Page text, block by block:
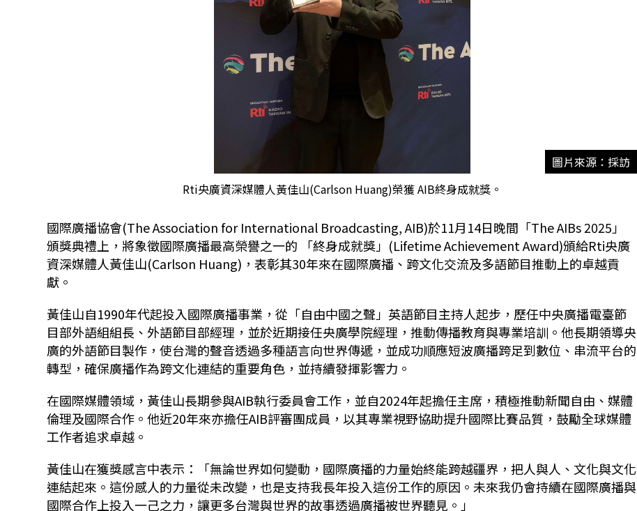
圖片來源：採訪
Rti央廣資深媒體人黃佳山(Carlson Huang)榮獲 AIB終身成就獎。
國際廣播協會(The Association for International Broadcasting, AIB)於11月14日晚間「The AIBs 2025」
頒獎典禮上，將象徵國際廣播最高榮譽之一的 「終身成就獎」(Lifetime Achievement Award)頒給Rti央廣
資深媒體人黃佳山(Carlson Huang) ，表彰其30年來在國際廣播、 跨文化交流及多語節目推動上的卓越貢
獻。
黃佳山自1990年代起投入國際廣播事業，從「自由中國之聲」 英語節目主持人起步，歷任中央廣播電臺節
目部外語組組長、 外語節目部經理，並於近期接任央廣學院經理，推動傳播教育與專業培訓。他長期領導央
廣的外語節目製作，使台灣的聲音透過多種語言向世界傳遞， 並成功順應短波廣播跨足到數位、串流平台的
轉型，確保廣播作為跨文化連結的重要角色，並持續發揮影響力。
在國際媒體領域，黃佳山長期參與AIB執行委員會工作，並自2024年起擔任主席，積極推動新聞自由、媒體
倫理及國際合作。他近20年來亦擔任AIB評審團成員，以其專業視野協助提升國際比賽品質， 鼓勵全球媒體
工作者追求卓越。
黃佳山在獲獎感言中表示：「無論世界如何變動， 國際廣播的力量始終能跨越疆界，把人與人、文化與文化
連結起來。 這份感人的力量從未改變，也是支持我長年投入這份工作的原因。未來我仍會持續在國際廣播與
國際合作上投入一己之力， 讓更多台灣與世界的故事透過廣播被世界聽見。」